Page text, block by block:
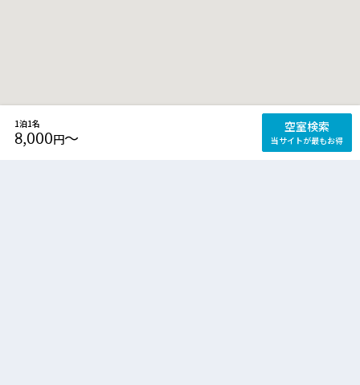
1泊1名
8,000円〜
空室検索
当サイトが最もお得